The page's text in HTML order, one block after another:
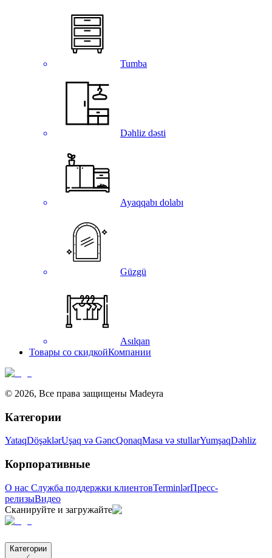
Tumba
Dəhliz dəsti
Ayaqqabı dolabı
Güzgü
Asılqan
Товары со скидкойКомпании
© 2026, Все права защищены Madeyra
Категории
YataqDöşəklərUşaq və GəncQonaqMasa və stullarYumşaqDəhliz
Корпоративные
О нас Служба поддержки клиентовTerminlərПресс-
релизыВидео
Сканируйте и загружайте
Категории